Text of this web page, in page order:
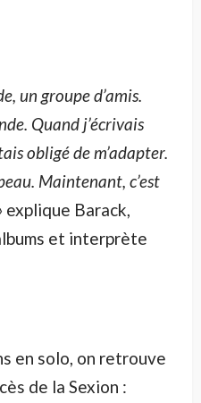
un groupe d’amis.
Quand j’écrivais
obligé de m’adapter.
Maintenant, c’est
explique Barack,
et interprète
en solo, on retrouve
de la Sexion :